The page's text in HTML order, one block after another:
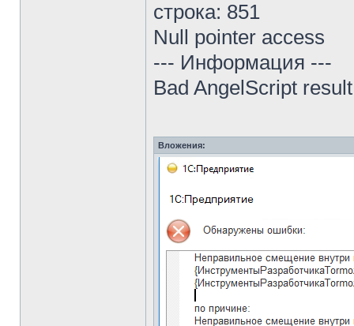
строка: 851
Null pointer access
--- Информация ---
Bad AngelScript
Вложения: